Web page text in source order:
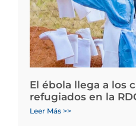
El ébola llega a los
refugiados en la
Leer Más >>